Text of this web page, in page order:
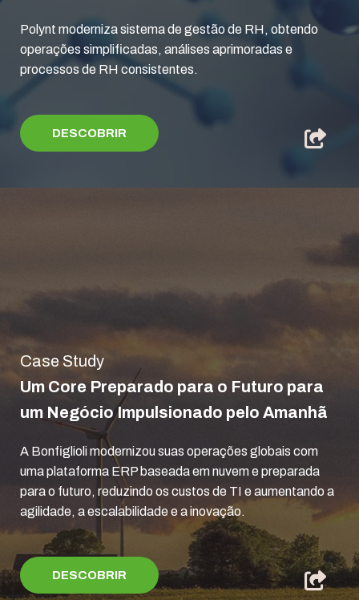
Polynt moderniza sistema de gestão de RH, obtendo
operações simplificadas, análises aprimoradas e
processos de RH consistentes.
DESCOBRIR
Case Study
Um Core Preparado para o Futuro para
um Negócio Impulsionado pelo Amanhã
A Bonfiglioli modernizou suas operações globais com
uma plataforma ERP baseada em nuvem e preparada
para o futuro, reduzindo os custos de TI e aumentando a
agilidade, a escalabilidade e a inovação.
DESCOBRIR